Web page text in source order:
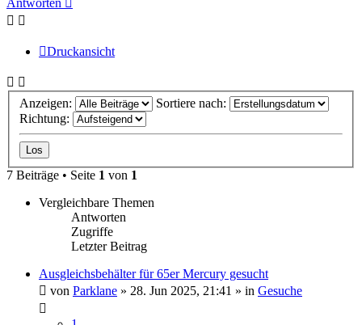
Druckansicht
Anzeigen:
Sortiere nach:
Richtung:
7 Beiträge • Seite 1 von 1
Vergleichbare Themen
Antworten
Zugriffe
Letzter Beitrag
Ausgleichsbehälter für 65er Mercury gesucht
von Parklane » 28. Jun 2025, 21:41 » in Gesuche